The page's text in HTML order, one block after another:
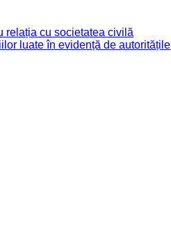
relația cu societatea civilă
luate în evidență de autoritățile